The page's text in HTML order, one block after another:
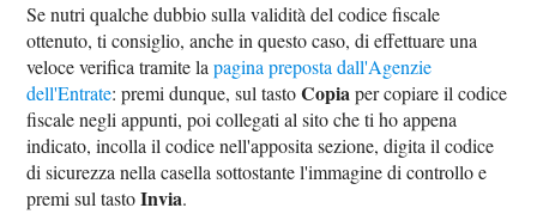
Se nutri qualche dubbio sulla validità del codice fiscale
ottenuto, ti consiglio, anche in questo caso, di effettuare una
veloce verifica tramite lapagina preposta dall'Agenzie
dell'Entrate: premi dunque, sul tastoCopiaper copiare il codice
fiscale negli appunti, poi collegati al sito che ti ho appena
indicato, incolla il codice nell'apposita sezione, digita il codice
di sicurezza nella casella sottostante l'immagine di controllo e
premi sul tastoInvia.